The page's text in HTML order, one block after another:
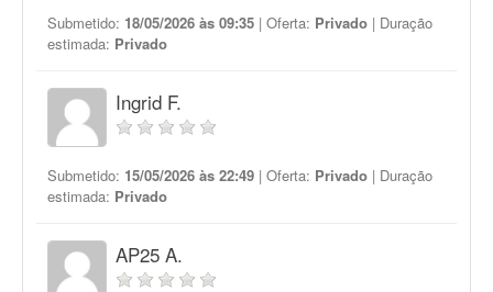
Submetido: 18/05/2026 às 09:35 | Oferta: Privado | Duração
estimada: Privado
Ingrid F.
Submetido: 15/05/2026 às 22:49 | Oferta: Privado | Duração
estimada: Privado
AP25 A.